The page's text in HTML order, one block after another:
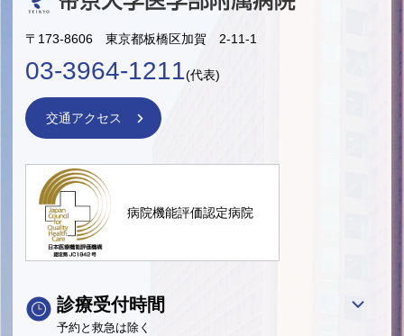
〒173-8606 東京都板橋区加賀 2-11-1
03-3964-1211(代表)
交通アクセス
病院機能評価認定病院
診療受付時間
予約と救急は除く